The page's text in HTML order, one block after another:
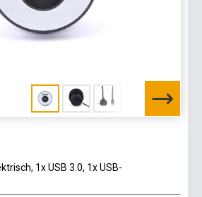
1x USB 3.0, 1x USB-